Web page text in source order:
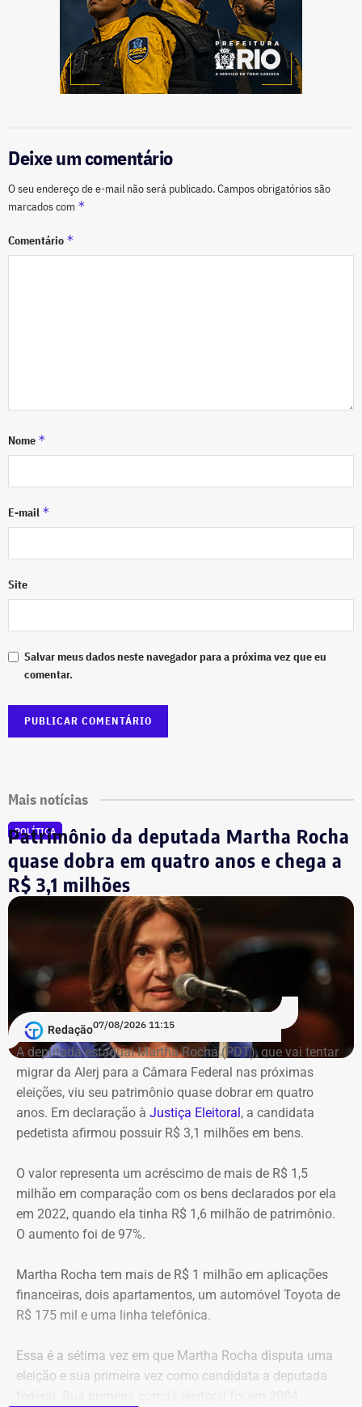
Deixe um comentário
O seu endereço de e-mail não será publicado.Campos obrigatórios são
marcados com *
Comentário *
Nome *
E-mail *
Site
Salvar meus dados neste navegador para a próxima vez que eu
comentar.
Mais notícias
POLÍTICA
Patrimônio da deputada Martha Rocha
quase dobra em quatro anos e chega a
R$ 3,1 milhões
Redação07/08/2026 11:15
A deputada estadual Martha Rocha (PDT), que vai tentar
migrar da Alerj para a Câmara Federal nas próximas
eleições, viu seu patrimônio quase dobrar em quatro
anos. Em declaração à Justiça Eleitoral, a candidata
pedetista afirmou possuir R$ 3,1 milhões em bens.
O valor representa um acréscimo de mais de R$ 1,5
milhão em comparação com os bens declarados por ela
em 2022, quando ela tinha R$ 1,6 milhão de patrimônio.
O aumento foi de 97%.
Martha Rocha tem mais de R$ 1 milhão em aplicações
financeiras, dois apartamentos, um automóvel Toyota de
R$ 175 mil e uma linha telefônica.
Essa é a sétima vez em que Martha Rocha disputa uma
eleição e sua primeira vez como candidata a deputada